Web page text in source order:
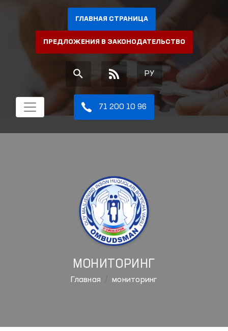
ГЛАВНАЯ СТРАНИЦА
ПРЕДЛОЖЕНИЯ В ЗАКОНОДАТЕЛЬСТВО
РУ
71 200 10 96
МОНИТОРИНГ
Главная мониторинг